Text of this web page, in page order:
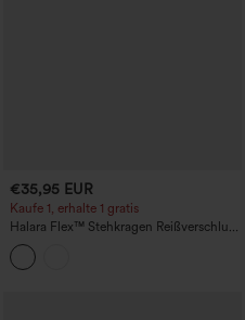
€35,95 EUR
Kaufe 1, erhalte 1 gratis
Halara Flex™ Stehkragen Reißverschluss
Cool Touch Gewaschene Denim Tennis
Tank Top